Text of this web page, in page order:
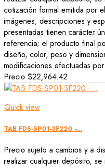
cotización formal emitida por
imágenes, descripciones y
presentadas tienen carácter
referencia; el producto final
diseño, color, peso y
modificaciones efectuadas
Precio $22,964.42
Quick view
TAB FDS-SP01-3F220 -...
Precio sujeto a cambios y a
realizar cualquier depósito, se